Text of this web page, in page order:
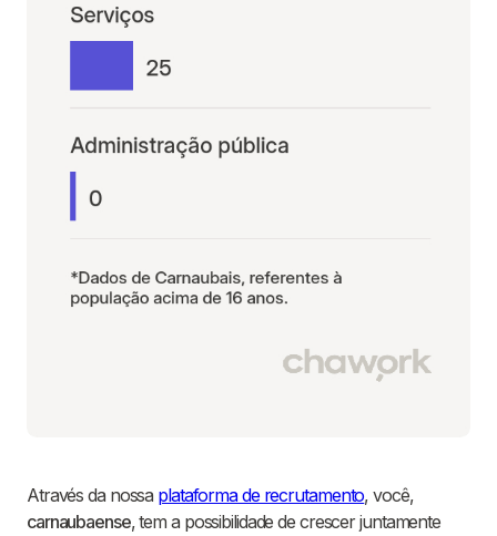
Através da nossa plataforma de recrutamento, você,
carnaubaense, tem a possibilidade de crescer juntamente